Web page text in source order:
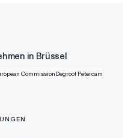
in Brüssel
CommissionDegroof Petercam